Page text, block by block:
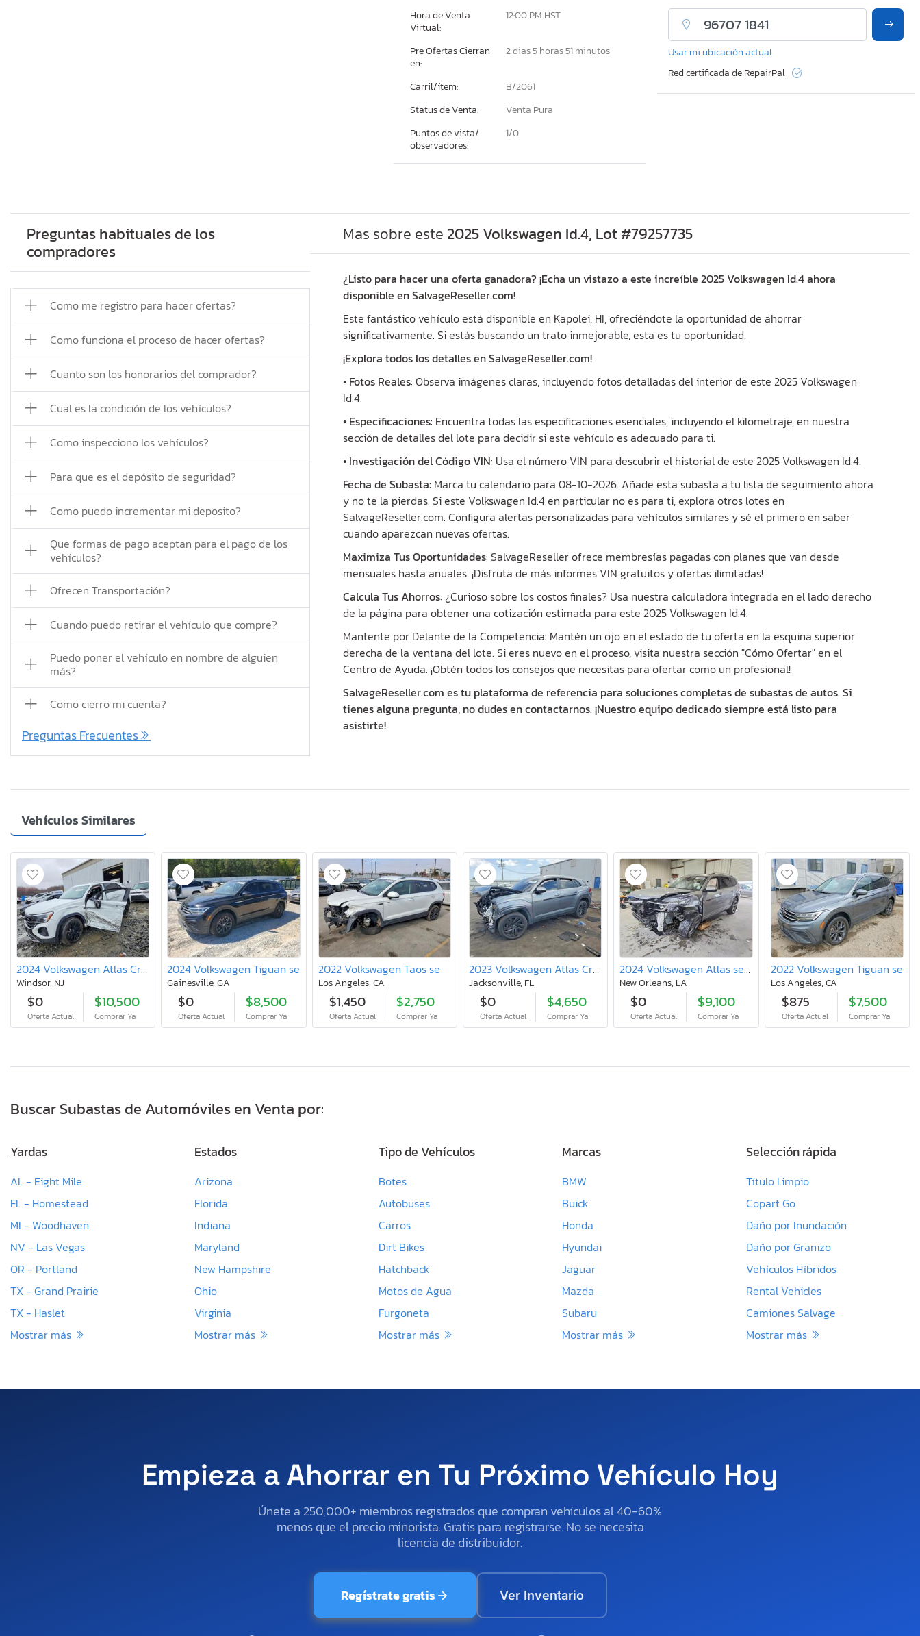
Hora de Venta
Virtual:
12:00 PM HST
Pre Ofertas Cierran
en:
2 dias 5 horas 51 minutos
Carril/ítem:
B/2061
Status de Venta:
Venta Pura
Puntos de vista/
observadores:
1/0
Usar mi ubicación actual
Red certificada de RepairPal
Preguntas habituales de los
compradores
Como me registro para hacer ofertas?
Como funciona el proceso de hacer ofertas?
Cuanto son los honorarios del comprador?
Cual es la condición de los vehículos?
Como inspecciono los vehículos?
Para que es el depósito de seguridad?
Como puedo incrementar mi deposito?
Que formas de pago aceptan para el pago de los
vehículos?
Ofrecen Transportación?
Cuando puedo retirar el vehículo que compre?
Puedo poner el vehículo en nombre de alguien
más?
Como cierro mi cuenta?
Preguntas Frecuentes
Mas sobre este 2025 Volkswagen Id.4, Lot #79257735
¿Listo para hacer una oferta ganadora? ¡Echa un vistazo a este increíble 2025 Volkswagen Id.4 ahora
disponible en SalvageReseller.com!
Este fantástico vehículo está disponible en Kapolei, HI, ofreciéndote la oportunidad de ahorrar
significativamente. Si estás buscando un trato inmejorable, esta es tu oportunidad.
¡Explora todos los detalles en SalvageReseller.com!
• Fotos Reales: Observa imágenes claras, incluyendo fotos detalladas del interior de este 2025 Volkswagen
Id.4.
• Especificaciones: Encuentra todas las especificaciones esenciales, incluyendo el kilometraje, en nuestra
sección de detalles del lote para decidir si este vehículo es adecuado para ti.
• Investigación del Código VIN: Usa el número VIN para descubrir el historial de este 2025 Volkswagen Id.4.
Fecha de Subasta: Marca tu calendario para 08-10-2026. Añade esta subasta a tu lista de seguimiento ahora
y no te la pierdas. Si este Volkswagen Id.4 en particular no es para ti, explora otros lotes en
SalvageReseller.com. Configura alertas personalizadas para vehículos similares y sé el primero en saber
cuando aparezcan nuevas ofertas.
Maximiza Tus Oportunidades: SalvageReseller ofrece membresías pagadas con planes que van desde
mensuales hasta anuales. ¡Disfruta de más informes VIN gratuitos y ofertas ilimitadas!
Calcula Tus Ahorros: ¿Curioso sobre los costos finales? Usa nuestra calculadora integrada en el lado derecho
de la página para obtener una cotización estimada para este 2025 Volkswagen Id.4.
Mantente por Delante de la Competencia: Mantén un ojo en el estado de tu oferta en la esquina superior
derecha de la ventana del lote. Si eres nuevo en el proceso, visita nuestra sección "Cómo Ofertar" en el
Centro de Ayuda. ¡Obtén todos los consejos que necesitas para ofertar como un profesional!
SalvageReseller.com es tu plataforma de referencia para soluciones completas de subastas de autos. Si
tienes alguna pregunta, no dudes en contactarnos. ¡Nuestro equipo dedicado siempre está listo para
asistirte!
Vehículos Similares
2024 Volkswagen Atlas Cross Sport se
Windsor, NJ
$0
Oferta Actual
$10,500
Comprar Ya
2024 Volkswagen Tiguan se
Gainesville, GA
$0
Oferta Actual
$8,500
Comprar Ya
2022 Volkswagen Taos se
Los Angeles, CA
$1,450
Oferta Actual
$2,750
Comprar Ya
2023 Volkswagen Atlas Cross Sport se
Jacksonville, FL
$0
Oferta Actual
$4,650
Comprar Ya
2024 Volkswagen Atlas sel Premium R-line
New Orleans, LA
$0
Oferta Actual
$9,100
Comprar Ya
2022 Volkswagen Tiguan se
Los Angeles, CA
$875
Oferta Actual
$7,500
Comprar Ya
Buscar Subastas de Automóviles en Venta por:
Yardas
AL - Eight Mile
FL - Homestead
MI - Woodhaven
NV - Las Vegas
OR - Portland
TX - Grand Prairie
TX - Haslet
Mostrar más
Estados
Arizona
Florida
Indiana
Maryland
New Hampshire
Ohio
Virginia
Mostrar más
Tipo de Vehículos
Botes
Autobuses
Carros
Dirt Bikes
Hatchback
Motos de Agua
Furgoneta
Mostrar más
Marcas
BMW
Buick
Honda
Hyundai
Jaguar
Mazda
Subaru
Mostrar más
Selección rápida
Título Limpio
Copart Go
Daño por Inundación
Daño por Granizo
Vehículos Híbridos
Rental Vehicles
Camiones Salvage
Mostrar más
Empieza a Ahorrar en Tu Próximo Vehículo Hoy
Únete a 250,000+ miembros registrados que compran vehículos al 40-60%
menos que el precio minorista. Gratis para registrarse. No se necesita
licencia de distribuidor.
Regístrate gratis Ver Inventario